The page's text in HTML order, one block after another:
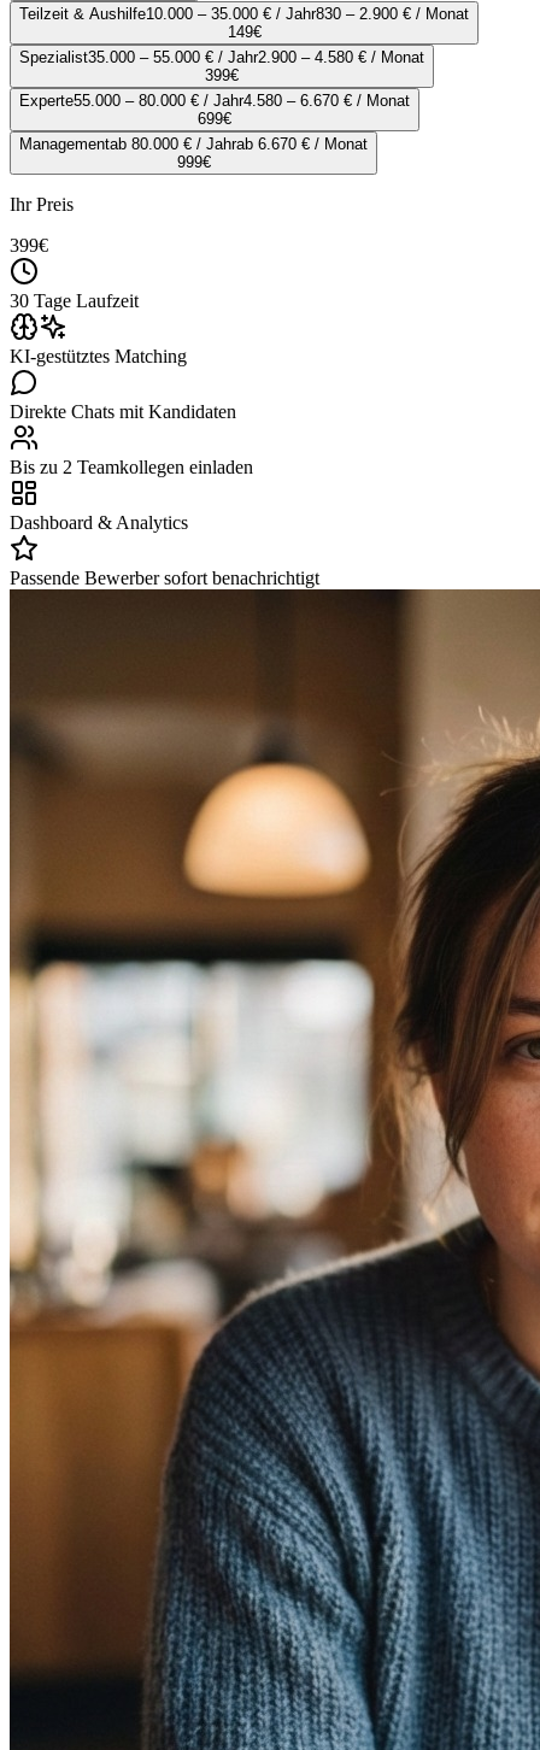
Teilzeit & Aushilfe10.000 – 35.000 € / Jahr830 – 2.900 € / Monat
149€
Spezialist35.000 – 55.000 € / Jahr2.900 – 4.580 € / Monat
399€
Experte55.000 – 80.000 € / Jahr4.580 – 6.670 € / Monat
699€
Managementab 80.000 € / Jahrab 6.670 € / Monat
999€
Ihr Preis
399€
30 Tage Laufzeit
KI-gestütztes Matching
Direkte Chats mit Kandidaten
Bis zu 2 Teamkollegen einladen
Dashboard & Analytics
Passende Bewerber sofort benachrichtigt